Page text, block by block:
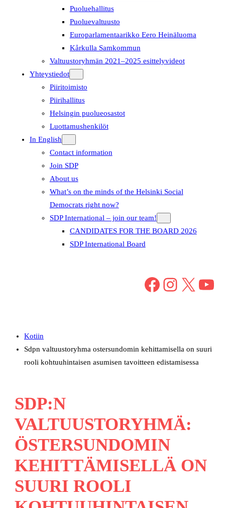
Puoluehallitus
Puoluevaltuusto
Europarlamentaarikko Eero Heinäluoma
Kårkulla Samkommun
Valtuustoryhmän 2021–2025 esittelyvideot
Yhteystiedot
Piiritoimisto
Piirihallitus
Helsingin puolueosastot
Luottamushenkilöt
In English
Contact information
Join SDP
About us
What’s on the minds of the Helsinki Social
Democrats right now?
SDP International – join our team!
CANDIDATES FOR THE BOARD 2026
SDP International Board
Facebook Instagram X YouTube
Kotiin
Sdpn valtuustoryhma ostersundomin kehittamisella on suuri
rooli kohtuuhintaisen asumisen tavoitteen edistamisessa
SDP:N
VALTUUSTORYHMÄ:
ÖSTERSUNDOMIN
KEHITTÄMISELLÄ ON
SUURI ROOLI